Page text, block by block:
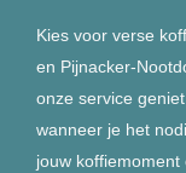
Kies voor verse
en Pijnacker-
onze service
wanneer je het
jouw